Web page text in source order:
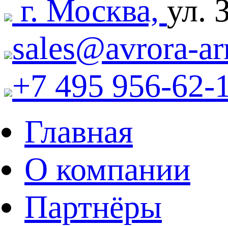
г. Москва, ул.
sales@avrora-
+7 495 956-62-
Главная
О компании
Партнёры